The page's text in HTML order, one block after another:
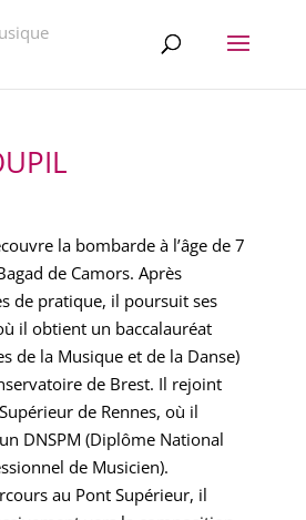
la bombarde à l’âge de 7
de Camors. Après
de pratique, il poursuit ses
il obtient un baccalauréat
de la Musique et de la Danse)
de Brest. Il rejoint
de Rennes, où il
DNSPM (Diplôme National
de Musicien).
au Pont Supérieur, il